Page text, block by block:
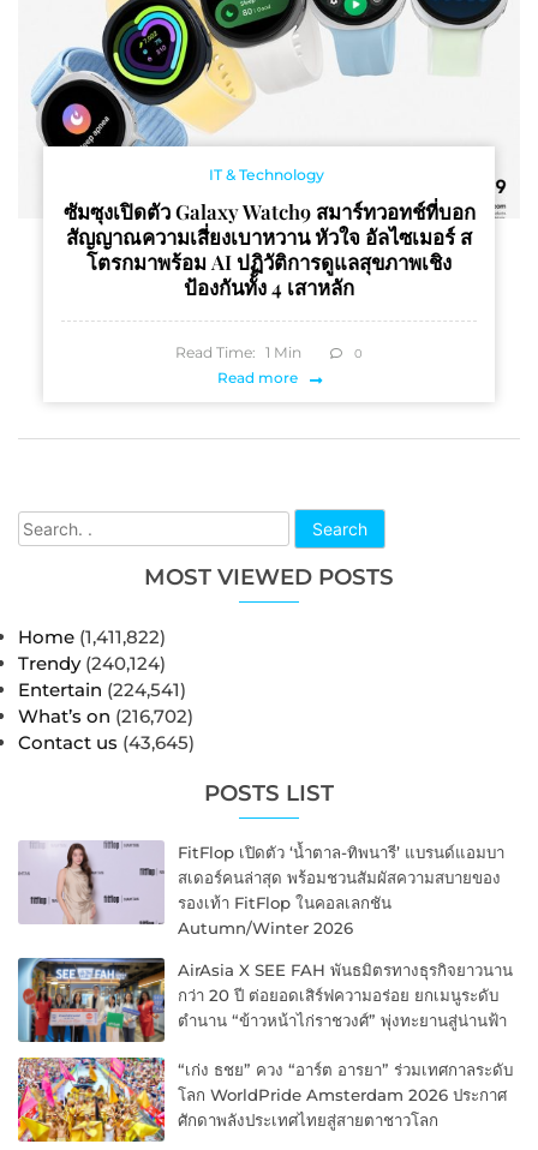
Search
MOST VIEWED POSTS
Home (1,411,822)
Trendy (240,124)
Entertain (224,541)
What’s on (216,702)
Contact us (43,645)
POSTS LIST
FitFlop เปิดตัว ‘น้ำตาล-ทิพนารี’ แบรนด์แอมบา
สเดอร์คนล่าสุด พร้อมชวนสัมผัสความสบายของ
รองเท้า FitFlop ในคอลเลกชัน
Autumn/Winter 2026
AirAsia X SEE FAH พันธมิตรทางธุรกิจยาวนาน
กว่า 20 ปี ต่อยอดเสิร์ฟความอร่อย ยกเมนูระดับ
ตำนาน “ข้าวหน้าไก่ราชวงศ์” พุ่งทะยานสู่น่านฟ้า
“เก่ง ธชย” ควง “อาร์ต อารยา” ร่วมเทศกาลระดับ
โลก WorldPride Amsterdam 2026 ประกาศ
ศักดาพลังประเทศไทยสู่สายตาชาวโลก
IT & Technology
ซัมซุงเปิดตัว Galaxy Watch9 สมาร์ทวอทช์ที่บอก
สัญญาณความเสี่ยงเบาหวาน หัวใจ อัลไซเมอร์ ส
โตรกมาพร้อม AI ปฏิวัติการดูแลสุขภาพเชิง
ป้องกันทั้ง 4 เสาหลัก
Read Time: 1 Min 0
Read more